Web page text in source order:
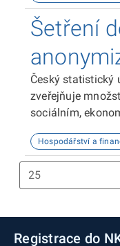
Šetření
Český statistický úřad shromažďuje, vytváří a
zveřejňuje
sociálním,
zdrojů dat jsou i
domácnostech a
Hospodářství a
Registrace do